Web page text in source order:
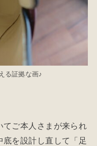
る証拠な画♪
てご本人さまが来られ
を設計し直して「足